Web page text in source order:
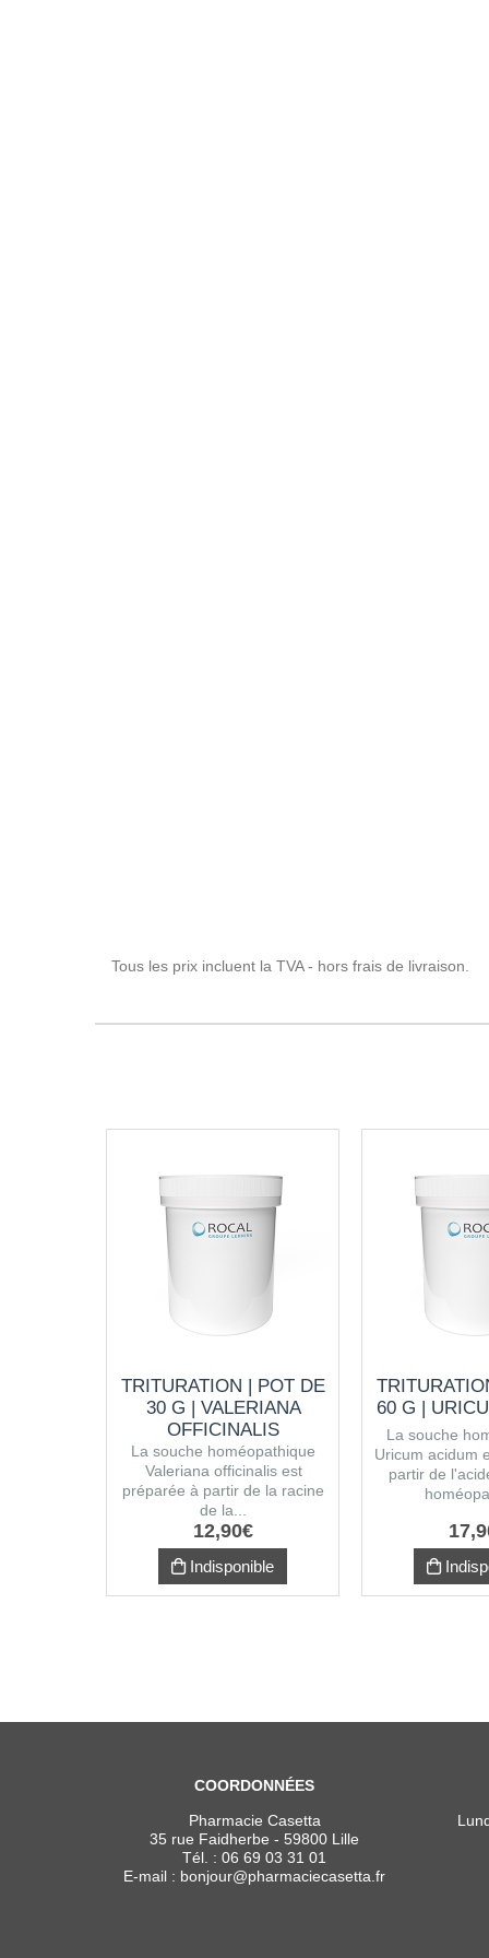
Tous les prix incluent la TVA - hors frais de livraison.
TRITURATION | POT DE
30 G | VALERIANA
OFFICINALIS
La souche homéopathique
Valeriana officinalis est
préparée à partir de la racine
de la...
12,90€
Indisponible
60 G |
La souche
Uricum acidum
partir de
17,
COORDONNÉES
Pharmacie Casetta
35 rue Faidherbe - 59800 Lille
Tél. :06 69 03 31 01
E-mail : bonjour@pharmaciecasetta.fr